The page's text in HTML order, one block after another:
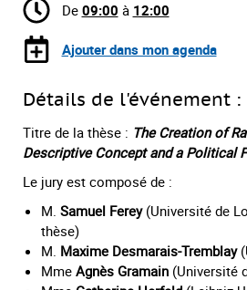
De 09:00 à 12:00
Ajouter dans mon agenda
Détails de l'événement :
Titre de la thèse : The Creation of
Descriptive Concept and a Political
Le jury est composé de :
M. Samuel Ferey(Université de
thèse)
M. Maxime Desmarais-Tremblay
Mme Agnès Gramain (Université